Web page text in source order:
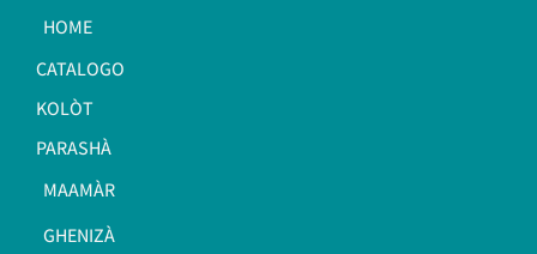
HOME
CATALOGO
KOLÒT
PARASHÀ
MAAMÀR
GHENIZÀ